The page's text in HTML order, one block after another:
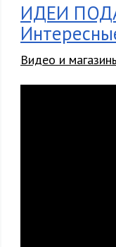
ИДЕИ
Видео и